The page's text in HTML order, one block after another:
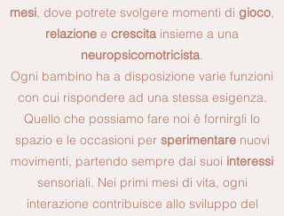
mesi, dove potrete svolgere momenti di gioco,
relazione e crescita insieme a una
neuropsicomotricista.
Ogni bambino ha a disposizione varie funzioni
con cui rispondere ad una stessa esigenza.
Quello che possiamo fare noi è fornirgli lo
spazio e le occasioni per sperimentarenuovi
movimenti, partendo sempre dai suoi interessi
sensoriali. Nei primi mesi di vita, ogni
interazione contribuisce allo sviluppo del